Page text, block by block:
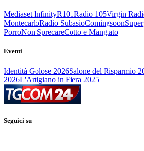
Mediaset InfinityR101Radio 105Virgin
MontecarloRadio SubasioComingsoon
PorroNon SprecareCotto e Mangiato
Eventi
Identità Golose 2026Salone del Risparmio
2026L'Artigiano in Fiera 2025
Seguici su